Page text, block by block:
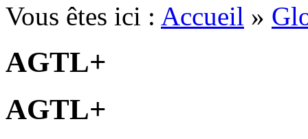
Vous êtes ici : Accueil »
AGTL+
AGTL+